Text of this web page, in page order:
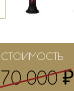
СТОИМОСТЬ
000₽